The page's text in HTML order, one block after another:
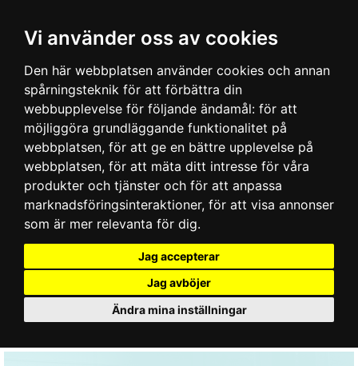
Vi använder oss av cookies
Den här webbplatsen använder cookies och annan
spårningsteknik för att förbättra din
webbupplevelse för följande ändamål: för att
möjliggöra grundläggande funktionalitet på
webbplatsen, för att ge en bättre upplevelse på
webbplatsen, för att mäta ditt intresse för våra
produkter och tjänster och för att anpassa
marknadsföringsinteraktioner, för att visa annonser
som är mer relevanta för dig.
Jag accepterar
Jag avböjer
Ändra mina inställningar